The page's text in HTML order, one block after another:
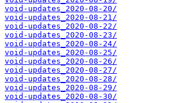
void-updates_2020-08-20/
void-updates_2020-08-21/
void-updates_2020-08-22/
void-updates_2020-08-23/
void-updates_2020-08-24/
void-updates_2020-08-25/
void-updates_2020-08-26/
void-updates_2020-08-27/
void-updates_2020-08-28/
void-updates_2020-08-29/
void-updates_2020-08-30/